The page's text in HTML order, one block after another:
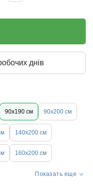
днів
90х190 см 90х200 см
140х200 см
160х200 см
Показать еще